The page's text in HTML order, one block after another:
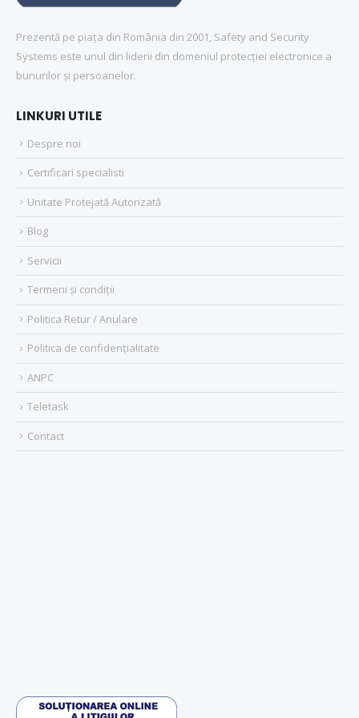
Prezentă pe piața din România din 2001, Safety and Security
Systems este unul din liderii din domeniul protecției electronice a
bunurilor și persoanelor.
LINKURI UTILE
Despre noi
Certificari specialisti
Unitate Protejată Autorizată
Blog
Servicii
Termeni și condiții
Politica Retur / Anulare
Politica de confidențialitate
ANPC
Teletask
Contact